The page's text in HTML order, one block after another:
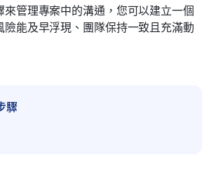
管理專案中的溝通，您可以建立一個
能及早浮現、團隊保持一致且充滿動
驟